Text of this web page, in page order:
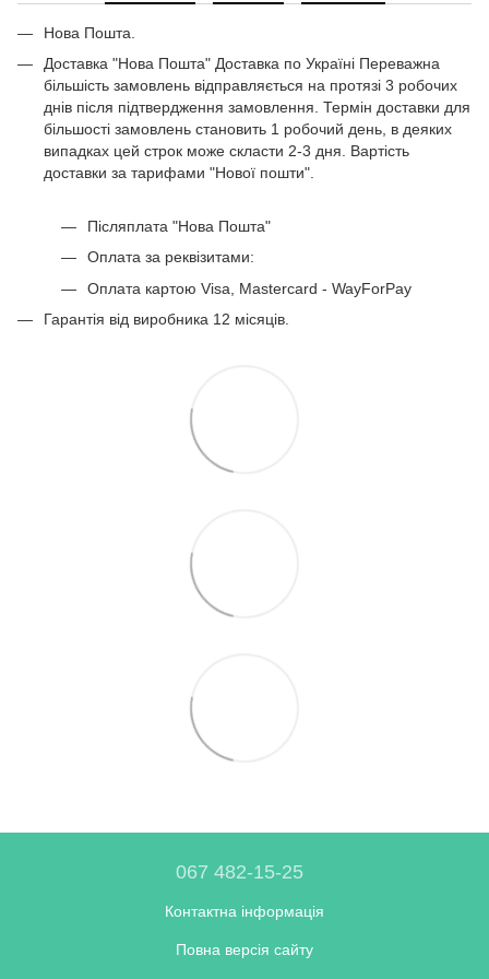
Замовити шафу
Комп'ютерні столи київ
Журнальні столики білі
Передпокій білий
Нова Пошта.
Доставка "Нова Пошта" Доставка по Україні Переважна
більшість замовлень відправляється на протязі 3 робочих
днів після підтвердження замовлення. Термін доставки для
більшості замовлень становить 1 робочий день, в деяких
випадках цей строк може скласти 2-3 дня. Вартість
доставки за тарифами "Нової пошти".
Післяплата "Нова Пошта"
Оплата за реквізитами:
Оплата картою Visa, Mastercard - WayForPay
Гарантія від виробника 12 місяців.
067 482-15-25
Контактна інформація
Повна версія сайту